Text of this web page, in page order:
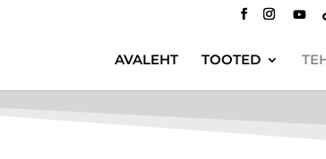
AVALEHT TOOTED